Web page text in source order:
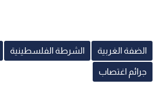
الضفة الغربية الشرطة الفلسطينية
جرائم اغتصاب